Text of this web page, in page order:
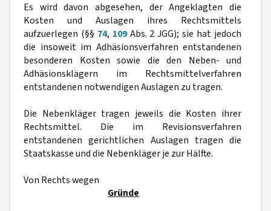
Es wird davon abgesehen, der Angeklagten die
Kosten und Auslagen ihres Rechtsmittels
aufzuerlegen (§§ 74, 109Abs. 2 JGG); sie hat jedoch
die insoweit im Adhäsionsverfahren entstandenen
besonderen Kosten sowie die den Neben- und
Adhäsionsklägern im Rechtsmittelverfahren
entstandenen notwendigen Auslagen zu tragen.
Die Nebenkläger tragen jeweils die Kosten ihrer
Rechtsmittel. Die im Revisionsverfahren
entstandenen gerichtlichen Auslagen tragen die
Staatskasse und die Nebenkläger je zur Hälfte.
Von Rechts wegen
Gründe